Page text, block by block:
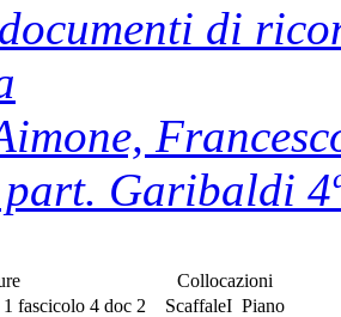
documenti di
Garibaldi
fascicolo 4 doc 2
Collocazioni
ScaffaleI Piano